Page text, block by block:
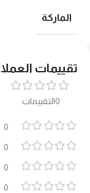
تقييمات
0التقييمات
0
0
0
0
الماركة